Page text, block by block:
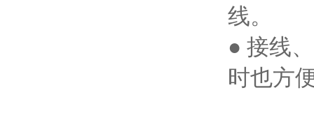
线。
● 接线
时也方